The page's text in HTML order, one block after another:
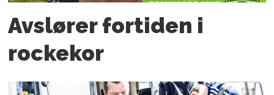
Avslører fortiden i
rockekor